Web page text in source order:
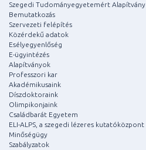
Szegedi Tudományegyetemért Alapítvány
Bemutatkozás
Szervezeti felépítés
Közérdekű adatok
Esélyegyenlőség
E-ügyintézés
Alapítványok
Professzori kar
Akadémikusaink
Díszdoktoraink
Olimpikonjaink
Családbarát Egyetem
ELI-ALPS, a szegedi lézeres kutatóközpont
Minőségügy
Szabályzatok